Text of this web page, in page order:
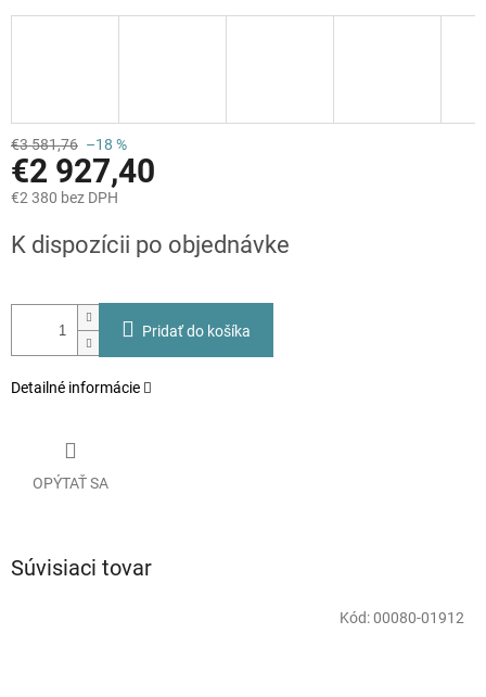
€3 581,76 –18 %
€2 927,40
€2 380 bez DPH
cena:
K dispozícii po objednávke
Pridať do košíka
Detailné informácie
OPÝTAŤ SA
Súvisiaci tovar
Kód:00080-01912